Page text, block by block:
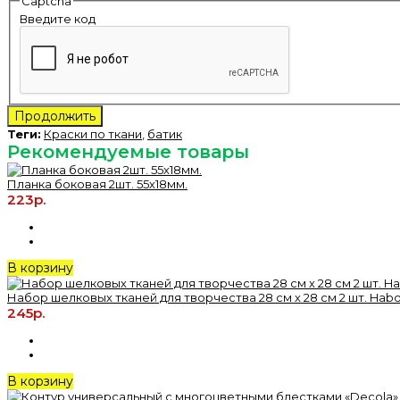
Введите код
Продолжить
Теги: Краски по ткани батик
Рекомендуемые товары
Планка боковая 2шт. 55х18мм.
223р.
В корзину
Набор шелковых тканей для творчества 28 см х 28 см 2 шт.
245р.
В корзину